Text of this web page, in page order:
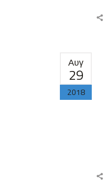
Αυγ
29
2018